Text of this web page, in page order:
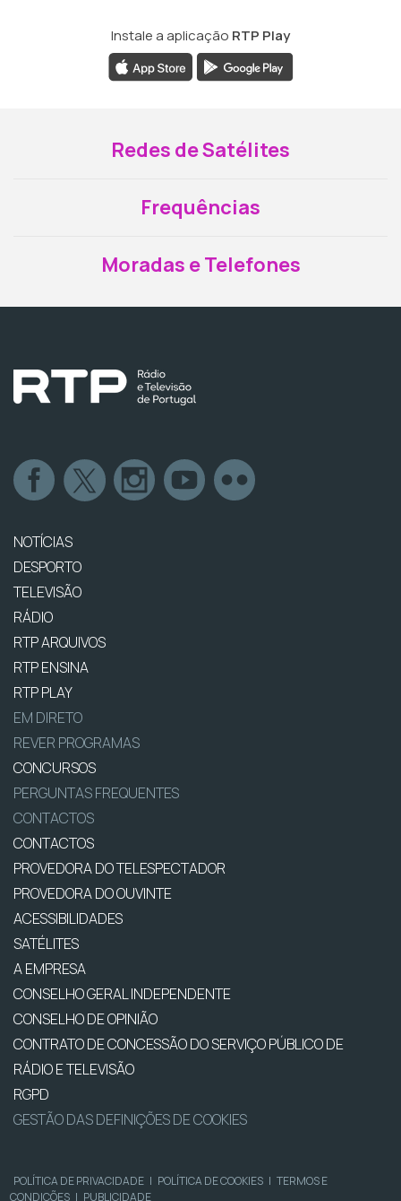
Instale a aplicação RTP Play
Redes de Satélites
Frequências
Moradas e Telefones
NOTÍCIAS
DESPORTO
TELEVISÃO
RÁDIO
RTP ARQUIVOS
RTP ENSINA
RTP PLAY
EM DIRETO
REVER PROGRAMAS
CONCURSOS
PERGUNTAS FREQUENTES
CONTACTOS
CONTACTOS
PROVEDORA DO TELESPECTADOR
PROVEDORA DO OUVINTE
ACESSIBILIDADES
SATÉLITES
A EMPRESA
CONSELHO GERAL INDEPENDENTE
CONSELHO DE OPINIÃO
CONTRATO DE CONCESSÃO DO SERVIÇO PÚBLICO DE
RÁDIO E TELEVISÃO
RGPD
GESTÃO DAS DEFINIÇÕES DE COOKIES
POLÍTICA DE PRIVACIDADE | POLÍTICA DE COOKIES | TERMOS E
CONDIÇÕES | PUBLICIDADE